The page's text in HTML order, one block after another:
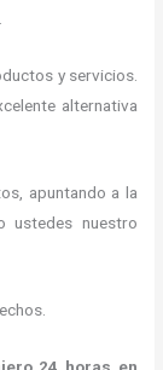
y servicios.
alternativa
apuntando a la
ustedes nuestro